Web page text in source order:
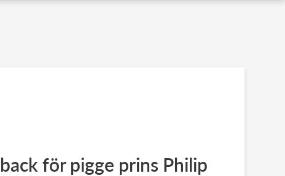
för pigge prins Philip